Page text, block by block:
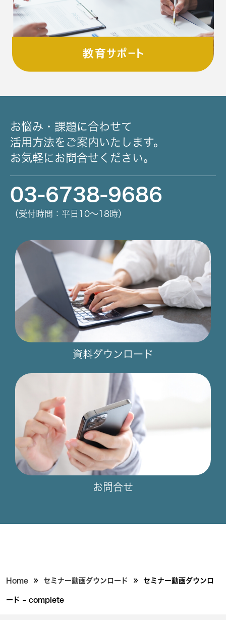
お悩み・課題に合わせて
活用方法をご案内いたします。
お気軽にお問合せください。
03-6738-9686
（受付時間：平日10～18時）
資料ダウンロード
お問合せ
Home » セミナー動画ダウンロード » セミナー動画ダウンロ
ード – complete